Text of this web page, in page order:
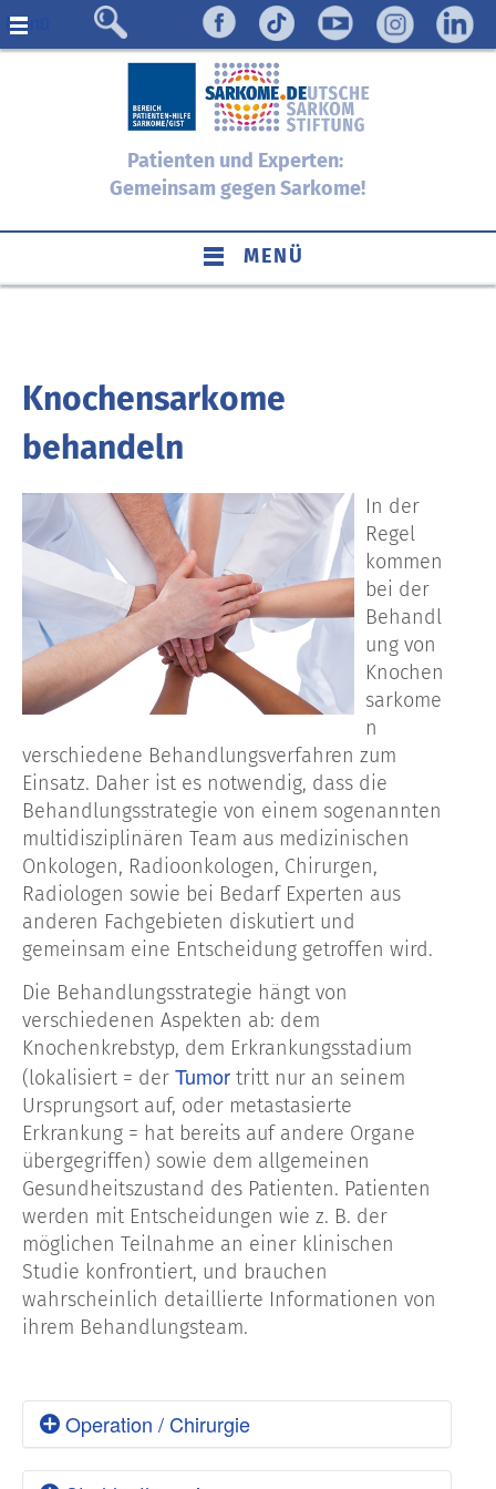
Menü
Patienten und Experten:
Gemeinsam gegen Sarkome!
MENÜ
Knochensarkome
behandeln
In der
Regel
kommen
bei der
Behandl
ung von
Knochen
sarkome
n
verschiedene Behandlungsverfahren zum
Einsatz. Daher ist es notwendig, dass die
Behandlungsstrategie von einem sogenannten
multidisziplinären Team aus medizinischen
Onkologen, Radioonkologen, Chirurgen,
Radiologen sowie bei Bedarf Experten aus
anderen Fachgebieten diskutiert und
gemeinsam eine Entscheidung getroffen wird.
Die Behandlungsstrategie hängt von
verschiedenen Aspekten ab: dem
Knochenkrebstyp, dem Erkrankungsstadium
(lokalisiert = der Tumor tritt nur an seinem
Ursprungsort auf, oder metastasierte
Erkrankung = hat bereits auf andere Organe
übergegriffen) sowie dem allgemeinen
Gesundheitszustand des Patienten. Patienten
werden mit Entscheidungen wie z. B. der
möglichen Teilnahme an einer klinischen
Studie konfrontiert, und brauchen
wahrscheinlich detaillierte Informationen von
ihrem Behandlungsteam.
Operation / Chirurgie
Die Chirurgie gilt als Standardtherapie für